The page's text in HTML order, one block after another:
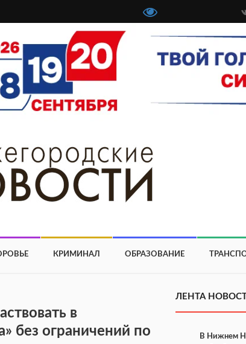
КРИМИНАЛ ОБРАЗОВАНИЕ
в
без ограничений по
ЛЕНТА
В Нижнем